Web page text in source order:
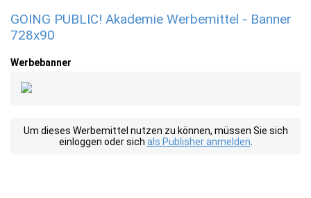
GOING PUBLIC! Akademie Werbemittel - Banner
728x90
Werbebanner
Um dieses Werbemittel nutzen zu können, müssen Sie sich
einloggen oder sich als Publisher anmelden